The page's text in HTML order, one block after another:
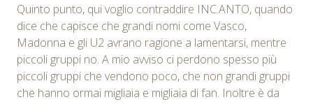
Quinto punto, qui voglio contraddire INC.ANTO, quando
dice che capisce che grandi nomi come Vasco,
Madonna e gli U2 avrano ragione a lamentarsi, mentre
piccoli gruppi no. A mio avviso ci perdono spesso più
piccoli gruppi che vendono poco, che non grandi gruppi
che hanno ormai migliaia e migliaia di fan. Inoltre è da